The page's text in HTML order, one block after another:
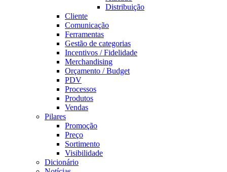
Distribuição
Cliente
Comunicação
Ferramentas
Gestão de categorias
Incentivos / Fidelidade
Merchandising
Orçamento / Budget
PDV
Processos
Produtos
Vendas
Pilares
Promoção
Preço
Sortimento
Visibilidade
Dicionário